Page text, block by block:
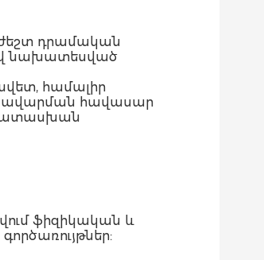
դրամական
նախատեսված
համալիր
հավասար
ֆիզիկական և